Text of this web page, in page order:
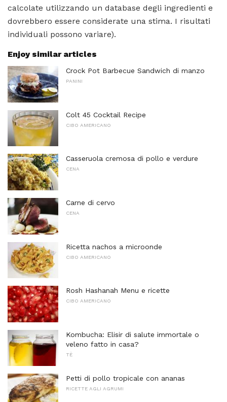
calcolate utilizzando un database degli ingredienti e
dovrebbero essere considerate una stima. I risultati
individuali possono variare).
Enjoy similar articles
Crock Pot Barbecue Sandwich di manzo
PANINI
Colt 45 Cocktail Recipe
CIBO AMERICANO
Casseruola cremosa di pollo e verdure
CENA
Carne di cervo
CENA
Ricetta nachos a microonde
CIBO AMERICANO
Rosh Hashanah Menu e ricette
CIBO AMERICANO
Kombucha: Elisir di salute immortale o
veleno fatto in casa?
TÈ
Petti di pollo tropicale con ananas
RICETTE AGLI AGRUMI